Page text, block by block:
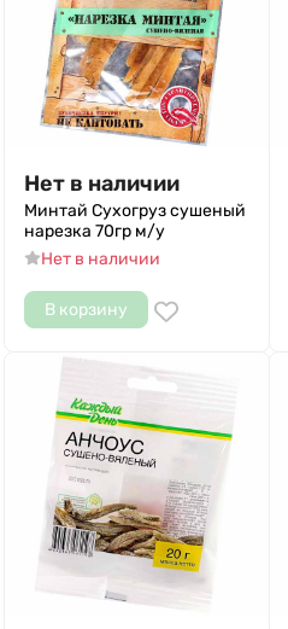
Нет в наличии
Минтай Сухогруз сушеный
нарезка 70гр м/у
Нет в наличии
В корзину